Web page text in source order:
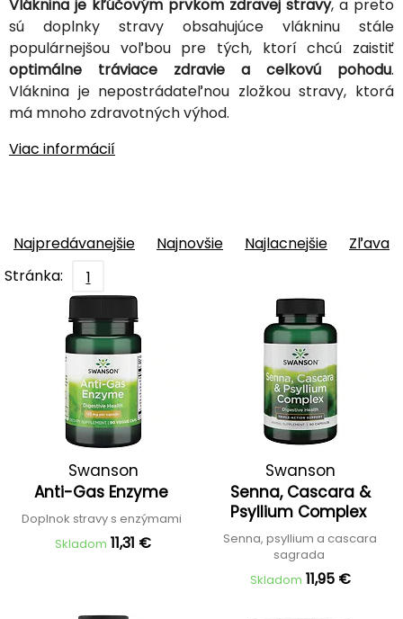
Vláknina je kľúčovým prvkom zdravej stravy, a preto
sú doplnky stravy obsahujúce vlákninu stále
populárnejšou voľbou pre tých, ktorí chcú zaistiť
optimálne tráviace zdravie a celkovú pohodu.
Vláknina je nepostrádateľnou zložkou stravy, ktorá
má mnoho zdravotných výhod.
Viac informácií
Najpredávanejšie Najnovšie Najlacnejšie
Zľava
Stránka:
1
Swanson
Anti-Gas Enzyme
Doplnok stravy s enzýmami
Skladom 11,31 €
Swanson
Senna, Cascara &
Psyllium Complex
Senna, psyllium a cascara
sagrada
Skladom 11,95 €